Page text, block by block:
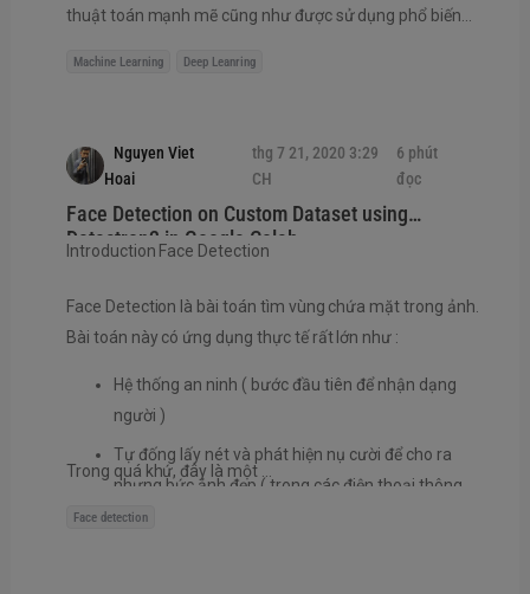
thuật toán mạnh mẽ cũng như được sử dụng phổ biến
sẽ cần tới một chút kiến thức về hình học mà ở đây là
Machine Learning Deep Leanring
Nguyen Viet
Hoai
thg 7 21, 2020 3:29
CH
6 phút
đọc
Face Detection on Custom Dataset using
Detectron2 in Google Colab
Introduction Face Detection
Face Detection là bài toán tìm vùng chứa mặt trong ảnh.
Bài toán này có ứng dụng thực tế rất lớn như :
Hệ thống an ninh ( bước đầu tiên để nhận dạng
người )
Tự đống lấy nét và phát hiện nụ cười để cho ra
nhưng bức ảnh đẹp ( trong các điện thoại thông
minh hiện nay,... )
Trong quá khứ, đây là một ...
Face detection